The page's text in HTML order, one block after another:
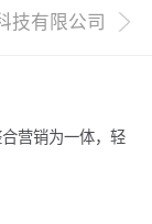
技有限公司
营销为一体，轻